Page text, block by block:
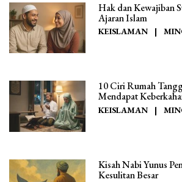
Hak dan Kewajiban
Ajaran Islam
KEISLAMAN |
10 Ciri Rumah
Mendapat
KEISLAMAN |
Kisah Nabi Yunus
Kesulitan Besar